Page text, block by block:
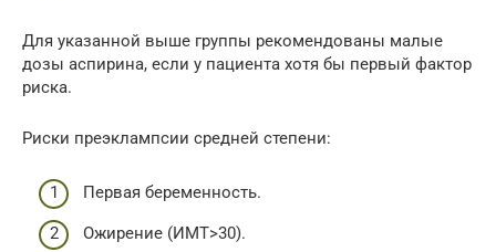
Для указанной выше группы рекомендованы малые
дозы аспирина, если у пациента хотя бы первый фактор
риска.
Риски преэклампсии средней степени:
Первая беременность.
Ожирение (ИМТ>30).